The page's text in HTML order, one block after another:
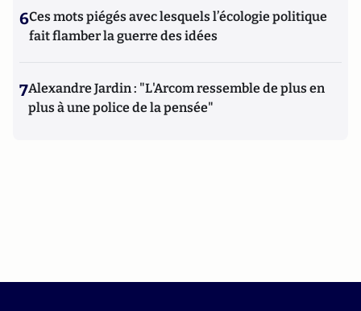
6Ces mots piégés avec lesquels l’écologie politique
fait flamber la guerre des idées
7Alexandre Jardin : "L'Arcom ressemble de plus en
plus à une police de la pensée"